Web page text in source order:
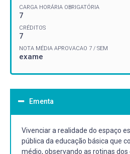
CARGA HORÁRIA OBRIGATÓRIA
7
CRÉDITOS
7
NOTA MÉDIA APROVACAO 7 / SEM
exame
Ementa
Vivenciar a realidade do espaço
pública da educação básica que
médio, observando as rotinas dos